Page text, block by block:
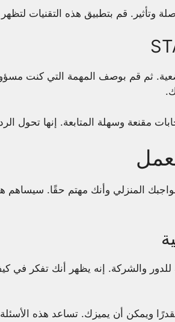
وتأثير. قم بتطبيق هذه التقنيات
ثم قم بوصف المهمة التي كنت
مقنعة وسهلة المتابعة. إنها تحول
المنزلي وأنك مهتم حقًا. سيساهم
والشركة. إنه يظهر أنك تفكر في
مقدرًا ويمكن أن يميزك. تساعد هذه